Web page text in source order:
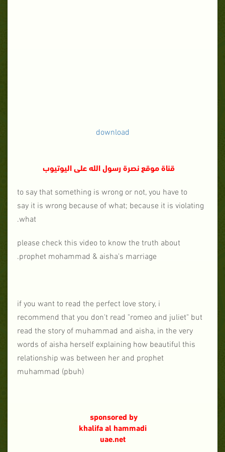
download
قناة موقع نصرة رسول الله على اليوتيوب
to say that something is wrong or not, you have to
say it is wrong because of what; because it is violating
what.
please check this video to know the truth about
prophet mohammad & aisha's marriage.
if you want to read the perfect love story, i
recommend that you don't read "romeo and juliet" but
read the story of muhammad and aisha, in the very
words of aisha herself explaining how beautiful this
relationship was between her and prophet
muhammad (pbuh)
sponsored by
khalifa al hammadi
uae.net